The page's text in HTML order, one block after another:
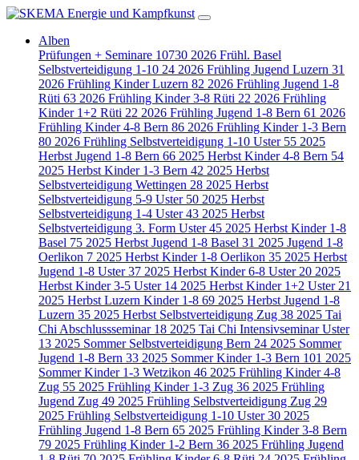
Alben
Prüfungen + Seminare 10730 2026 Frühl. Basel
Selbstverteidigung 1-10 24 2026 Frühling Jugend Luzern 31
2026 Frühling Kinder Luzern 82 2026 Frühling Jugend 1-8
Rüti 63 2026 Frühling Kinder 3-8 Rüti 22 2026 Frühling
Kinder 1+2 Rüti 22 2026 Frühling Jugend 1-8 Bern 61 2026
Frühling Kinder 4-8 Bern 86 2026 Frühling Kinder 1-3 Bern
80 2026 Frühling Selbstverteidigung 1-10 Uster 55 2025
Herbst Jugend 1-8 Bern 66 2025 Herbst Kinder 4-8 Bern 54
2025 Herbst Kinder 1-3 Bern 42 2025 Herbst
Selbstverteidigung Wettingen 28 2025 Herbst
Selbstverteidigung 5-9 Uster 50 2025 Herbst
Selbstverteidigung 1-4 Uster43 2025 Herbst
Selbstverteidigung 3. Form Uster45 2025 Herbst Kinder 1-8
Basel 75 2025 Herbst Jugend 1-8 Basel 31 2025 Jugend 1-8
Oerlikon 7 2025 Herbst Kinder 1-8 Oerlikon 35 2025 Herbst
Jugend 1-8 Uster37 2025 Herbst Kinder 6-8 Uster 20 2025
Herbst Kinder 3-5 Uster 14 2025 Herbst Kinder 1+2 Uster 21
2025 Herbst Luzern Kinder 1-8 69 2025 Herbst Jugend 1-8
Luzern 35 2025 Herbst Selbstverteidigung Zug 38 2025 Tai
Chi Abschlussseminar 18 2025 Tai Chi Intensivseminar Uster
13 2025 Sommer Selbstverteidigung Bern 24 2025 Sommer
Jugend 1-8 Bern 33 2025 Sommer Kinder 1-3 Bern 101 2025
Sommer Kinder 1-3 Wetzikon 46 2025 Frühling Kinder 4-8
Zug 55 2025 Frühling Kinder 1-3 Zug 36 2025 Frühling
Jugend Zug 49 2025 Frühling Selbstverteidigung Zug 29
2025 Frühling Selbstverteidigung 1-10 Uster30 2025
Frühling Jugend 1-8 Bern 65 2025 Frühling Kinder 3-8 Bern
79 2025 Frühling Kinder 1-2 Bern 36 2025 Frühling Jugend